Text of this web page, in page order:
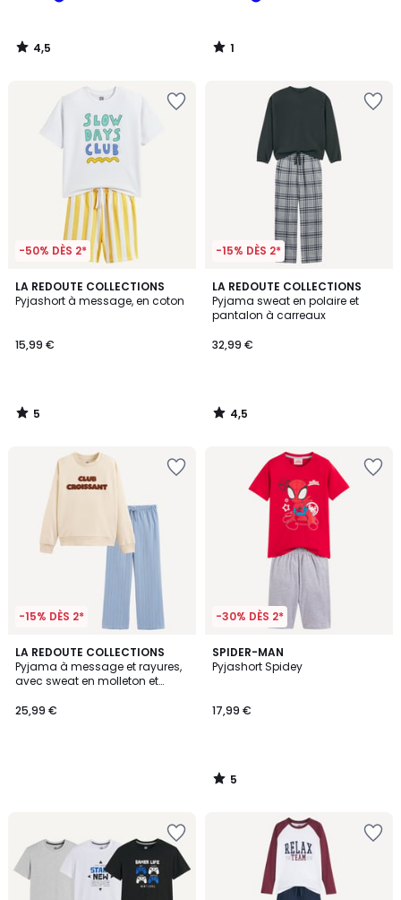
4,5
/
1
/
-50% DÈS 2*
LA REDOUTE COLLECTIONS
Pyjashort à message, en coton
15,99 €
5
/
5
/
-15% DÈS 2*
LA REDOUTE COLLECTIONS
Pyjama sweat en polaire et
pantalon à carreaux
32,99 €
4,5
/ 5
4,5
/
-15% DÈS 2*
LA REDOUTE COLLECTIONS
Pyjama à message et rayures,
avec sweat en molleton et
25,99 €
-30% DÈS 2*
SPIDER-MAN
Pyjashort Spidey
17,99 €
5
/
5
/